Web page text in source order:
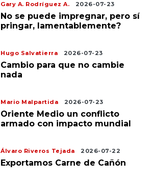
Gary A. Rodríguez A. 2026-07-23
No se puede impregnar, pero sí
pringar, lamentablemente?
Hugo Salvatierra 2026-07-23
Cambio para que no cambie
nada
Mario Malpartida 2026-07-23
Oriente Medio un conflicto
armado con impacto mundial
Álvaro Riveros Tejada 2026-07-22
Exportamos Carne de Cañón